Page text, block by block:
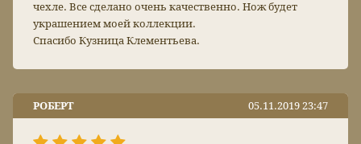
чехле. Все сделано очень качественно. Нож будет
украшением моей коллекции.
Спасибо Кузница Клементьева.
РОБЕРТ 05.11.2019 23:47